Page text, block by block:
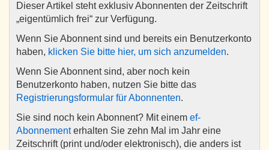
Dieser Artikel steht exklusiv Abonnenten der Zeitschrift
„eigentümlich frei“ zur Verfügung.
Wenn Sie Abonnent sind und bereits ein Benutzerkonto
haben, klicken Sie bitte hier, um sich anzumelden.
Wenn Sie Abonnent sind, aber noch kein
Benutzerkonto haben, nutzen Sie bitte das
Registrierungsformular für Abonnenten.
Sie sind noch kein Abonnent? Mit einem ef-
Abonnementerhalten Sie zehn Mal im Jahr eine
Zeitschrift (print und/oder elektronisch), die anders ist